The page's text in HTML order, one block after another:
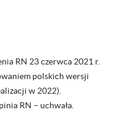
RN 23 czerwca 2021 r.
polskich wersji
w 2022).
RN – uchwała.